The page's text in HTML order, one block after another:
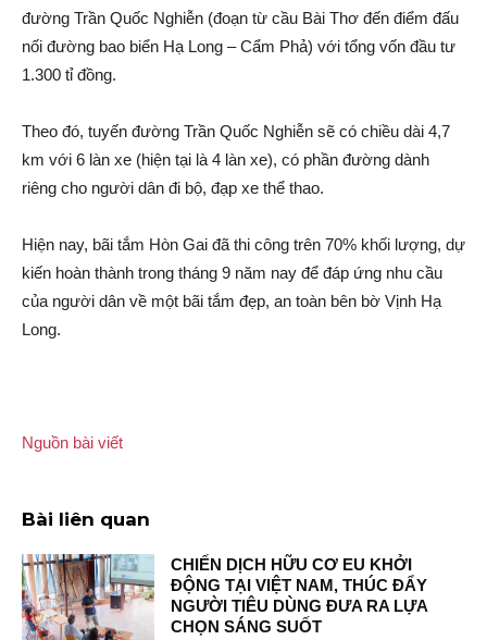
đường Trần Quốc Nghiễn (đoạn từ cầu Bài Thơ đến điểm đấu
nối đường bao biển Hạ Long – Cẩm Phả) với tổng vốn đầu tư
1.300 tỉ đồng.
Theo đó, tuyến đường Trần Quốc Nghiễn sẽ có chiều dài 4,7
km với 6 làn xe (hiện tại là 4 làn xe), có phần đường dành
riêng cho người dân đi bộ, đạp xe thể thao.
Hiện nay, bãi tắm Hòn Gai đã thi công trên 70% khối lượng, dự
kiến hoàn thành trong tháng 9 năm nay để đáp ứng nhu cầu
của người dân về một bãi tắm đẹp, an toàn bên bờ Vịnh Hạ
Long.
Nguồn bài viết
Bài liên quan
CHIẾN DỊCH HỮU CƠ EU KHỞI
ĐỘNG TẠI VIỆT NAM, THÚC ĐẨY
NGƯỜI TIÊU DÙNG ĐƯA RA LỰA
CHỌN SÁNG SUỐT